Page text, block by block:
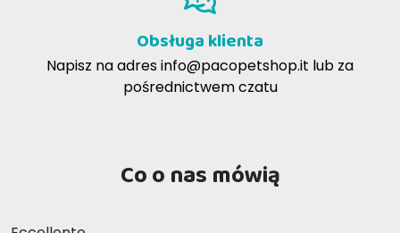
Obsługa klienta
Napisz na adresinfo@pacopetshop.it lub za
pośrednictwem czatu
Co o nas mówią